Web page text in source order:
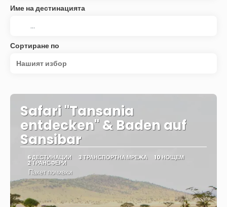
Име на дестинацията
Сортиране по
Нашият избор
Safari "Tansania
entdecken" & Baden auf
Sansibar
6 ДЕСТИНАЦИИ 3 ТРАНСПОРТНА МРЕЖА 10 НОЩЕМ
2 ТРАНСФЕРИ
Пакет почивки